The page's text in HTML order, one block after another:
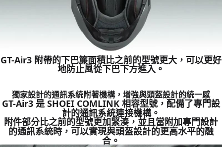
GT-Air3 附帶的下巴簾面積比之前的型號更大，可以更好
地防止風從下巴下方進入。
獨家設計的通訊系統附著機構，增強與頭盔設計的統一感
GT-Air3 是 SHOEI COMLINK 相容型號，配備了專門設
計的通訊系統連接機構。
附件部分比之前的型號更加緊湊，並且當附加專門設計
的通訊系統時，可以實現與頭盔設計的更高水平的融
合。